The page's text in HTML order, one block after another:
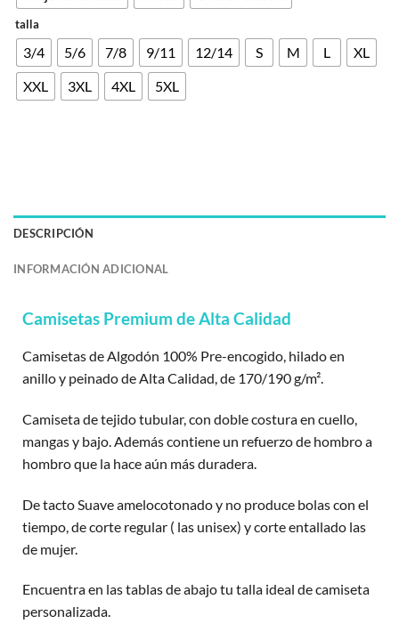
talla
3/4 5/6 7/8 9/11 12/14 S M L
XL
XXL
3XL 4XL 5XL
DESCRIPCIÓN
INFORMACIÓN ADICIONAL
Camisetas Premium de Alta Calidad
Camisetas de Algodón 100% Pre-encogido, hilado en
anillo y peinado de Alta Calidad, de 170/190 g/m².
Camiseta de tejido tubular, con doble costura en cuello,
mangas y bajo. Además contiene un refuerzo de hombro a
hombro que la hace aún más duradera.
De tacto Suave amelocotonado y no produce bolas con el
tiempo, de corte regular ( las unisex) y corte entallado las
de mujer.
Encuentra en las tablas de abajo tu talla ideal de camiseta
personalizada.